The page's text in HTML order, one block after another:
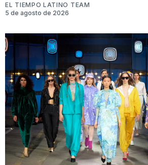
EL TIEMPO LATINO TEAM
5 de agosto de 2026